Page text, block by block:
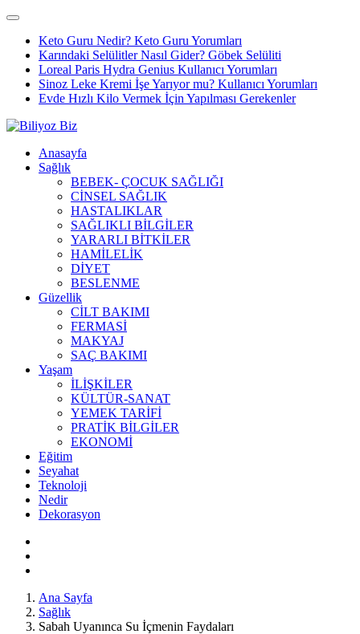
Keto Guru Nedir? Keto Guru Yorumları
Karındaki Selülitler Nasıl Gider? Göbek Selüliti
Loreal Paris Hydra Genius Kullanıcı Yorumları
Sinoz Leke Kremi İşe Yarıyor mu? Kullanıcı Yorumları
Evde Hızlı Kilo Vermek İçin Yapılması Gerekenler
Anasayfa
Sağlık
BEBEK- ÇOCUK SAĞLIĞI
CİNSEL SAĞLIK
HASTALIKLAR
SAĞLIKLI BİLGİLER
YARARLI BİTKİLER
HAMİLELİK
DİYET
BESLENME
Güzellik
CİLT BAKIMI
FERMASİ
MAKYAJ
SAÇ BAKIMI
Yaşam
İLİŞKİLER
KÜLTÜR-SANAT
YEMEK TARİFİ
PRATİK BİLGİLER
EKONOMİ
Eğitim
Seyahat
Teknoloji
Nedir
Dekorasyon
Ana Sayfa
Sağlık
Sabah Uyanınca Su İçmenin Faydaları